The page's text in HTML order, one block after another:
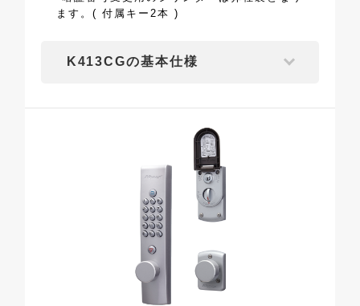
ます。( 付属キー2本 )
K413CGの基本仕様